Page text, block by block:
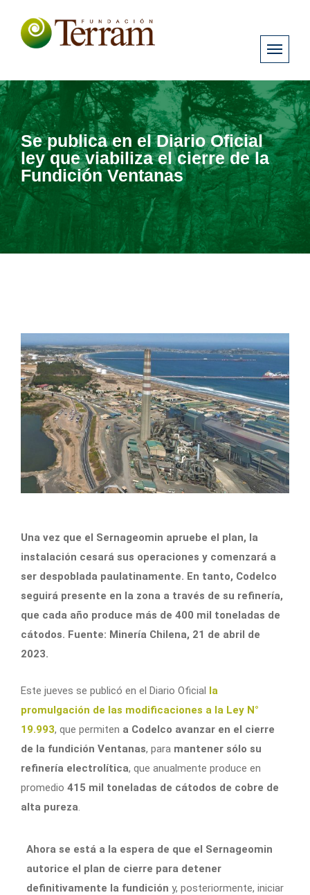
Se publica en el Diario Oficial
ley que viabiliza el cierre de la
Fundición Ventanas
Una vez que el Sernageomin apruebe el plan, la
instalación cesará sus operaciones y comenzará a
ser despoblada paulatinamente. En tanto, Codelco
seguirá presente en la zona a través de su refinería,
que cada año produce más de 400 mil toneladas de
cátodos. Fuente: Minería Chilena, 21 de abril de
2023.
Este jueves se publicó en el Diario Oficial la
promulgación de las modificaciones a la Ley N°
19.993, que permiten a Codelco avanzar en el cierre
de la fundición Ventanas, para mantener sólo su
refinería electrolítica, que anualmente produce en
promedio 415 mil toneladas de cátodos de cobre de
alta pureza
Ahora se está a la espera de que el Sernageomin
autorice el plan de cierre para detener
definitivamente la fundición y, posteriormente, iniciar